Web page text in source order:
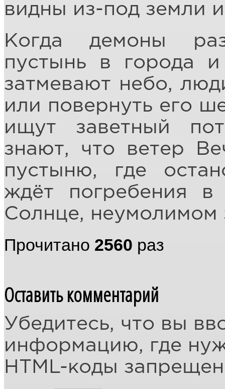
видны из-под земли
Когда демоны
пустынь в города
затмевают небо,
или повернуть его
ищут заветный
знают, что ветер
пустыню, где
ждёт погребения
Солнце, неумолимом
Прочитано 2560 раз
Оставить комментарий
Убедитесь, что вы
информацию, где
HTML-коды